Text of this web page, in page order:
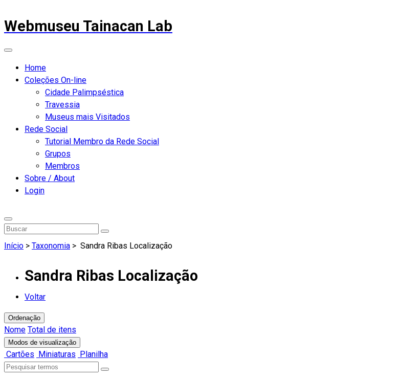
Webmuseu Tainacan Lab
Home
Coleções On-line
Cidade Palimpséstica
Travessia
Museus mais Visitados
Rede Social
Tutorial Membro da Rede Social
Grupos
Membros
Sobre / About
Login
Início > Taxonomia > Sandra Ribas Localização
Sandra Ribas Localização
Voltar
Ordenação
Nome Total de itens
Modos de visualização
Cartões Miniaturas Planilha